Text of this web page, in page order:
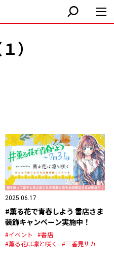
）
2025.06.17
#薫る花で青春しよう 書店さま
装飾キャンペーン実施中！
#イベント
#書店
#薫る花は凛と咲く
#三香見サカ